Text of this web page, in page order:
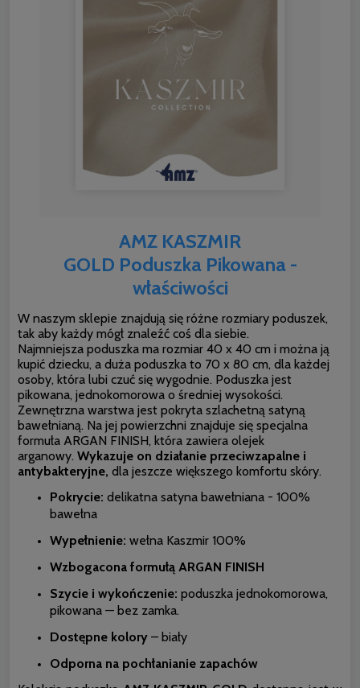
AMZ KASZMIR
GOLD Poduszka Pikowana -
właściwości
W naszym sklepie znajdują się różne rozmiary poduszek,
tak aby każdy mógł znaleźć coś dla siebie.
Najmniejsza poduszka ma rozmiar 40 x 40 cm i można ją
kupić dziecku, a duża poduszka to 70 x 80 cm, dla każdej
osoby, która lubi czuć się wygodnie. Poduszka jest
pikowana, jednokomorowa o średniej wysokości.
Zewnętrzna warstwa jest pokryta szlachetną satyną
bawełnianą. Na jej powierzchni znajduje się specjalna
formuła ARGAN FINISH, która zawiera olejek
arganowy. Wykazuje on działanie przeciwzapalne i
antybakteryjne, dla jeszcze większego komfortu skóry.
Pokrycie: delikatna satyna bawełniana - 100%
bawełna
Wypełnienie: wełna Kaszmir 100%
Wzbogacona formułą ARGAN FINISH
Szycie i wykończenie: poduszka jednokomorowa,
pikowana — bez zamka.
Dostępne kolory – biały
Odporna na pochłanianie zapachów